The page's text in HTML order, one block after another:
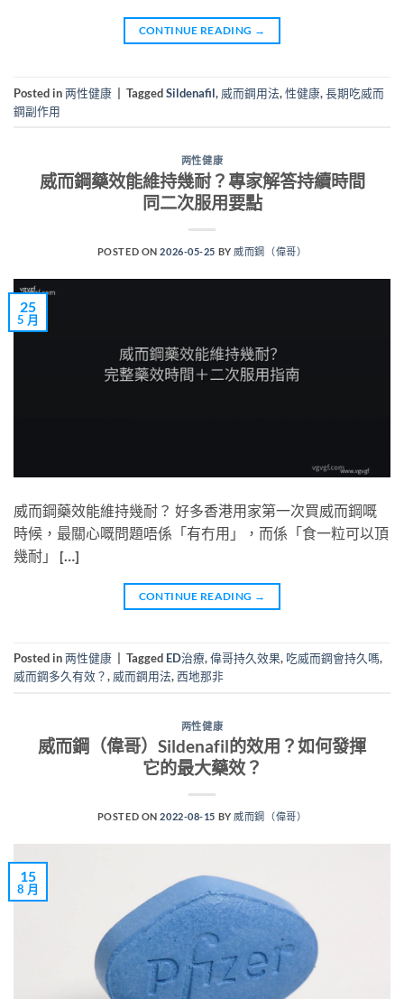
CONTINUE READING →
Posted in两性健康 TaggedSildenafil, 威而鋼用法,性健康,長期吃威而
鋼副作用
两性健康
威而鋼藥效能維持幾耐？專家解答持續時間
同二次服用要點
POSTED ON2026-05-25 BY 威而鋼（偉哥）
25
5 月
威而鋼藥效能維持幾耐？ 好多香港用家第一次買威而鋼嘅
時候，最關心嘅問題唔係「有冇用」，而係「食一粒可以頂
幾耐」 […]
CONTINUE READING →
Posted in两性健康 Tagged ED治療,偉哥持久效果, 吃威而鋼會持久嗎,
威而鋼多久有效？, 威而鋼用法,西地那非
两性健康
威而鋼（偉哥）Sildenafil的效用？如何發揮
它的最大藥效？
POSTED ON2022-08-15 BY 威而鋼（偉哥）
15
8 月